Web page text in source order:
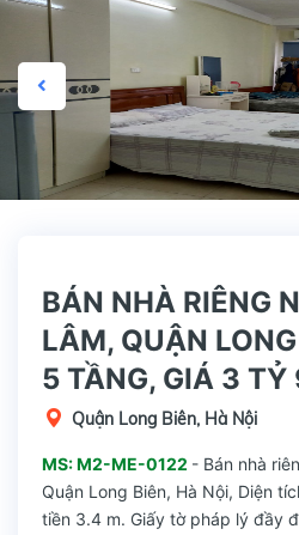
BÁN NHÀ RIÊNG
LÂM, QUẬN
5 TẦNG, GIÁ 3 TỶ
Quận Long Biên, Hà Nội
MS: M2-ME-0122 - Bán nhà
Quận Long Biên, Hà Nội, Diện
tiền 3.4 m. Giấy tờ pháp lý đầy